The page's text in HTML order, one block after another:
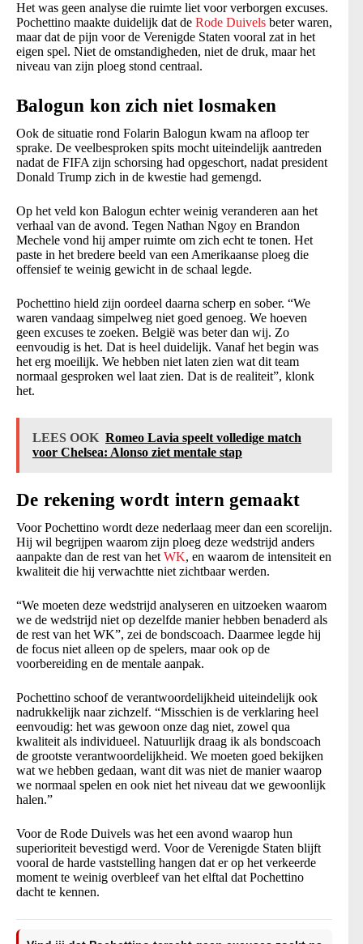
Het was geen analyse die ruimte liet voor verborgen excuses.
Pochettino maakte duidelijk dat de Rode Duivels beter waren,
maar dat de pijn voor de Verenigde Staten vooral zat in het
eigen spel. Niet de omstandigheden, niet de druk, maar het
niveau van zijn ploeg stond centraal.
Balogun kon zich niet losmaken
Ook de situatie rond Folarin Balogun kwam na afloop ter
sprake. De veelbesproken spits mocht uiteindelijk aantreden
nadat de FIFA zijn schorsing had opgeschort, nadat president
Donald Trump zich in de kwestie had gemengd.
Op het veld kon Balogun echter weinig veranderen aan het
verhaal van de avond. Tegen Nathan Ngoy en Brandon
Mechele vond hij amper ruimte om zich echt te tonen. Het
paste in het bredere beeld van een Amerikaanse ploeg die
offensief te weinig gewicht in de schaal legde.
Pochettino hield zijn oordeel daarna scherp en sober. “We
waren vandaag simpelweg niet goed genoeg. We hoeven
geen excuses te zoeken. België was beter dan wij. Zo
eenvoudig is het. Dat is heel duidelijk. Vanaf het begin was
het erg moeilijk. We hebben niet laten zien wat dit team
normaal gesproken wel laat zien. Dat is de realiteit”, klonk
het.
LEES OOK Romeo Lavia speelt volledige match
voor Chelsea: Alonso ziet mentale stap
De rekening wordt intern gemaakt
Voor Pochettino wordt deze nederlaag meer dan een scorelijn.
Hij wil begrijpen waarom zijn ploeg deze wedstrijd anders
aanpakte dan de rest van het WK, en waarom de intensiteit en
kwaliteit die hij verwachtte niet zichtbaar werden.
“We moeten deze wedstrijd analyseren en uitzoeken waarom
we de wedstrijd niet op dezelfde manier hebben benaderd als
de rest van het WK”, zei de bondscoach. Daarmee legde hij
de focus niet alleen op de spelers, maar ook op de
voorbereiding en de mentale aanpak.
Pochettino schoof de verantwoordelijkheid uiteindelijk ook
nadrukkelijk naar zichzelf. “Misschien is de verklaring heel
eenvoudig: het was gewoon onze dag niet, zowel qua
kwaliteit als individueel. Natuurlijk draag ik als bondscoach
de grootste verantwoordelijkheid. We moeten goed bekijken
wat we hebben gedaan, want dit was niet de manier waarop
we normaal spelen en ook niet het niveau dat we gewoonlijk
halen.”
Voor de Rode Duivels was het een avond waarop hun
superioriteit bevestigd werd. Voor de Verenigde Staten blijft
vooral de harde vaststelling hangen dat er op het verkeerde
moment te weinig overbleef van het elftal dat Pochettino
dacht te kennen.